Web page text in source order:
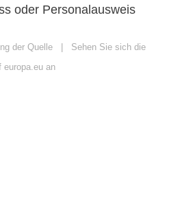
oder Personalausweis
der Quelle
Sehen Sie sich die
europa.eu an